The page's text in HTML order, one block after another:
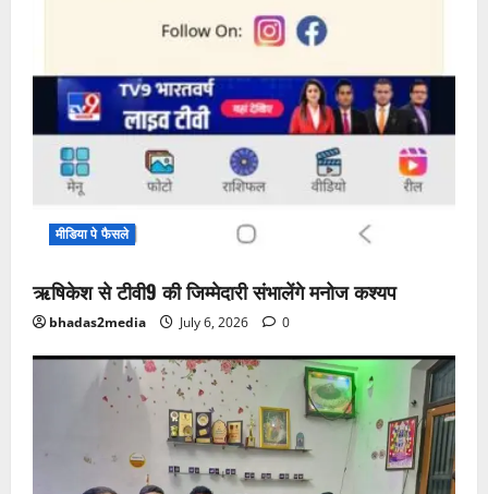
मीडिया पे फैसले
ऋषिकेश से टीवी9 की जिम्मेदारी संभालेंगे मनोज कश्यप
bhadas2media July 6, 2026 0